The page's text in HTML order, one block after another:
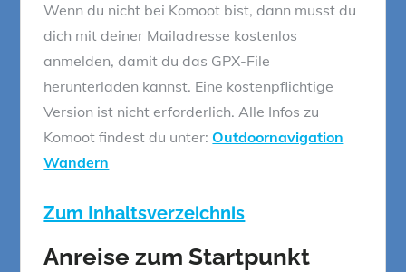
Wenn du nicht bei Komoot bist, dann musst du
dich mit deiner Mailadresse kostenlos
anmelden, damit du das GPX-File
herunterladen kannst. Eine kostenpflichtige
Version ist nicht erforderlich. Alle Infos zu
Komoot findest du unter:Outdoornavigation
Wandern
Zum Inhaltsverzeichnis
Anreise zum Startpunkt